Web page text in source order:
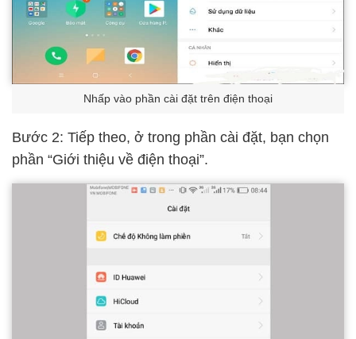
Nhấp vào phần cài đặt trên điện thoại
Bước 2: Tiếp theo, ở trong phần cài đặt, bạn chọn
phần “Giới thiệu về điện thoại”.